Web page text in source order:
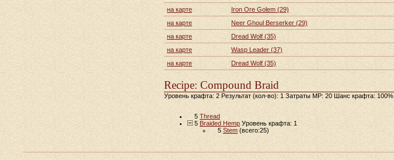
на карте
Iron Ore Golem (29)
на карте
Neer Ghoul Berserker (29)
на карте
Dread Wolf (35)
на карте
Wasp Leader (37)
на карте
Dread Wolf (35)
Recipe: Compound Braid
Уровень крафта: 2 Результат (кол-во): 1 Затраты MP: 20 Шанс крафта: 100%
5 Thread
5 Braided Hemp Уровень крафта: 1
5 Stem (всего:25)